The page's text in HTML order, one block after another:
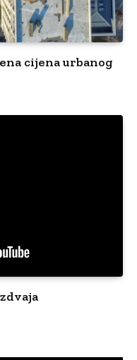
cijena urbanog